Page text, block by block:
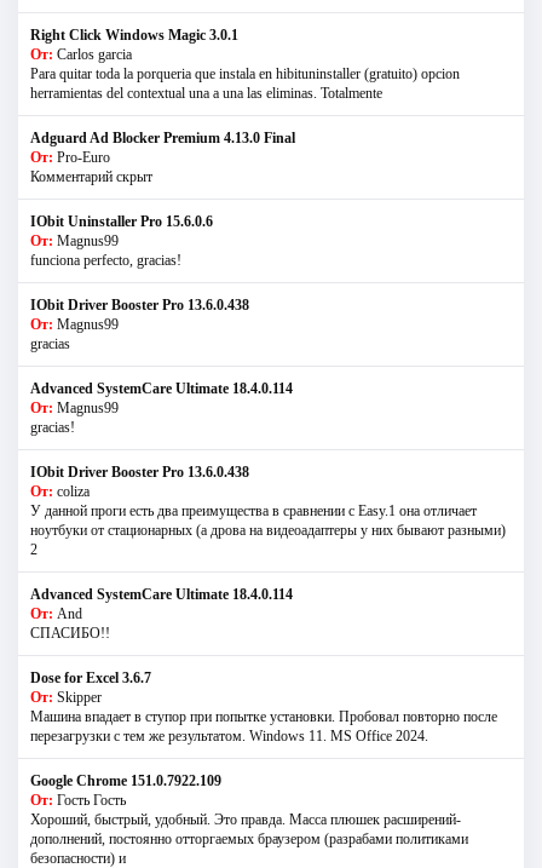
Right Click Windows Magic 3.0.1
От: Carlos garcia
Para quitar toda la porqueria que instala en hibituninstaller (gratuito) opcion
herramientas del contextual una a una las eliminas. Totalmente
Adguard Ad Blocker Premium 4.13.0 Final
От: Pro-Euro
Комментарий скрыт
IObit Uninstaller Pro 15.6.0.6
От: Magnus99
funciona perfecto, gracias!
IObit Driver Booster Pro 13.6.0.438
От: Magnus99
gracias
Advanced SystemCare Ultimate 18.4.0.114
От: Magnus99
gracias!
IObit Driver Booster Pro 13.6.0.438
От: coliza
У данной проги есть два преимущества в сравнении с Easy.1 она отличает
ноутбуки от стационарных (а дрова на видеоадаптеры у них бывают разными)
2
Advanced SystemCare Ultimate 18.4.0.114
От: And
СПАСИБО!!
Dose for Excel 3.6.7
От: Skipper
Машина впадает в ступор при попытке установки. Пробовал повторно после
перезагрузки с тем же результатом. Windows 11. MS Offiсe 2024.
Google Chrome 151.0.7922.109
От: Гость Гость
Хороший, быстрый, удобный. Это правда. Масса плюшек расширений-
дополнений, постоянно отторгаемых браузером (разрабами политиками
безопасности) и